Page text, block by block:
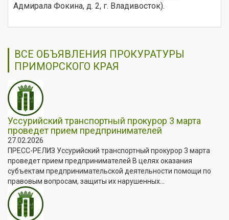
Адмирала Фокина, д. 2, г. Владивосток).
ВСЕ ОБЪЯВЛЕНИЯ ПРОКУРАТУРЫ
ПРИМОРСКОГО КРАЯ
Уссурийский транспортный прокурор 3 марта
проведет прием предпринимателей
27.02.2026
ПРЕСС-РЕЛИЗ Уссурийский транспортный прокурор 3 марта
проведет прием предпринимателей В целях оказания
субъектам предпринимательской деятельности помощи по
правовым вопросам, защиты их нарушенных...